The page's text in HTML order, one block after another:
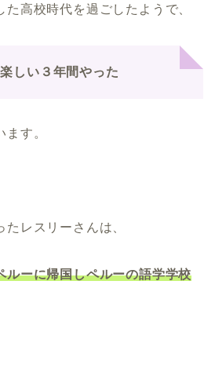
た高校時代を過ごしたようで、
しい３年間やった
す。
レスリーさんは、
ルーに帰国しペルーの語学学校